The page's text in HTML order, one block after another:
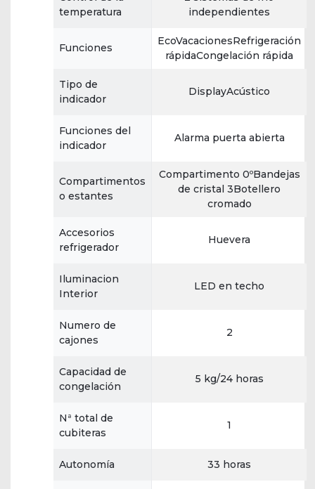
temperatura
independientes
Funciones
EcoVacacionesRefrigeración
rápidaCongelación rápida
Tipo de
indicador
DisplayAcústico
Funciones del
indicador
Alarma puerta abierta
Compartimentos
o estantes
Compartimento 0ºBandejas
de cristal 3Botellero
cromado
Accesorios
refrigerador
Huevera
Iluminacion
Interior
LED en techo
Numero de
cajones
2
Capacidad de
congelación
5 kg/24 horas
Nª total de
cubiteras
1
Autonomía 33 horas